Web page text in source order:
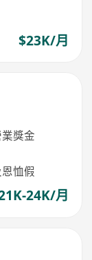
$23K/月
獎金
恤假
24K/月